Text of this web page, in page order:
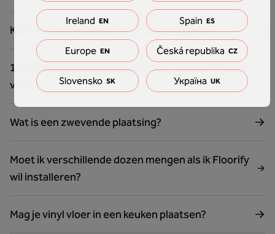
Kan ik zelf een Floorify vinyl vloer plaatsen?
10 basisprincipes bij het plaatsen van een Floorify
vloer
Wat is een zwevende plaatsing?
Moet ik verschillende dozen mengen als ik Floorify
wil installeren?
Mag je vinyl vloer in een keuken plaatsen?
Ireland EN Spain ES
Europe EN Česká republika CZ
Slovensko SK Україна UK